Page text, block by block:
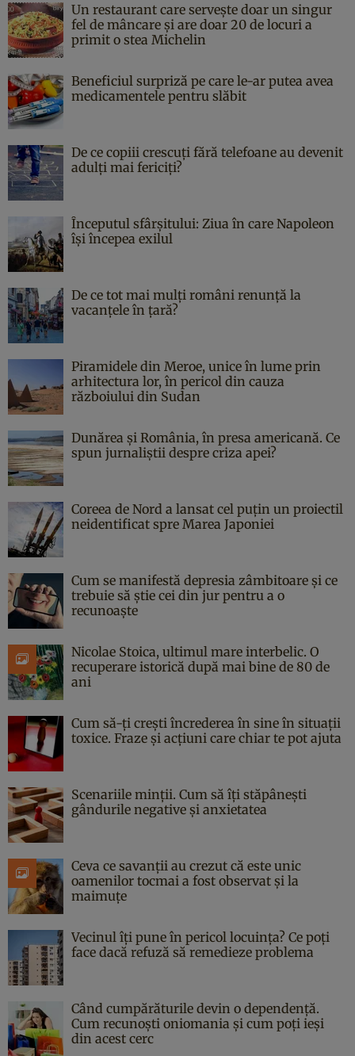
Un restaurant care servește doar un singur
fel de mâncare și are doar 20 de locuri a
primit o stea Michelin
Beneficiul surpriză pe care le-ar putea avea
medicamentele pentru slăbit
De ce copiii crescuți fără telefoane au devenit
adulți mai fericiți?
Începutul sfârşitului: Ziua în care Napoleon
îşi începea exilul
De ce tot mai mulți români renunță la
vacanțele în țară?
Piramidele din Meroe, unice în lume prin
arhitectura lor, în pericol din cauza
războiului din Sudan
Dunărea și România, în presa americană. Ce
spun jurnaliștii despre criza apei?
Coreea de Nord a lansat cel puțin un proiectil
neidentificat spre Marea Japoniei
Cum se manifestă depresia zâmbitoare și ce
trebuie să știe cei din jur pentru a o
recunoaște
Nicolae Stoica, ultimul mare interbelic. O
recuperare istorică după mai bine de 80 de
ani
Cum să-ți crești încrederea în sine în situații
toxice. Fraze și acțiuni care chiar te pot ajuta
Scenariile minții. Cum să îți stăpânești
gândurile negative și anxietatea
Ceva ce savanții au crezut că este unic
oamenilor tocmai a fost observat și la
maimuțe
Vecinul îți pune în pericol locuința? Ce poți
face dacă refuză să remedieze problema
Când cumpărăturile devin o dependență.
Cum recunoști oniomania și cum poți ieși
din acest cerc